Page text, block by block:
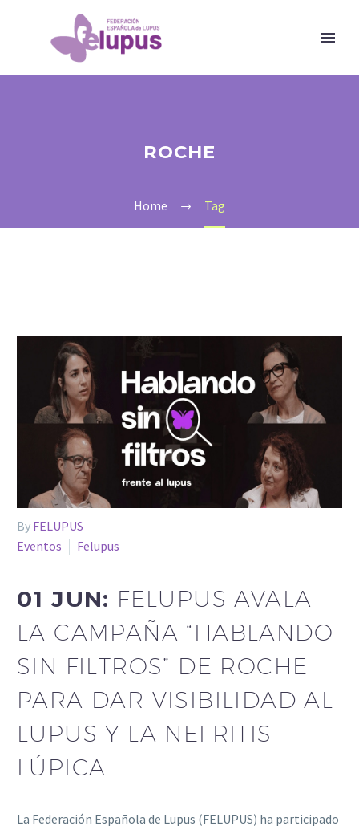
ROCHE
Home Tag
By FELUPUS
Eventos
Felupus
01 JUN: FELUPUS AVALA
LA CAMPAÑA “HABLANDO
SIN FILTROS” DE ROCHE
PARA DAR VISIBILIDAD AL
LUPUS Y LA NEFRITIS
LÚPICA
La Federación Española de Lupus (FELUPUS) ha participado